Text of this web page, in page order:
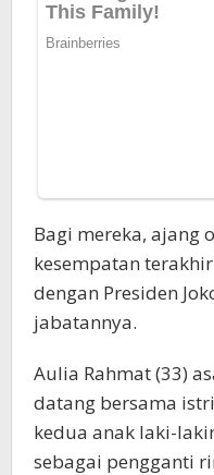
Bagi mereka, ajang
kesempatan
dengan Presiden
jabatannya.
Aulia Rahmat (33)
datang bersama
kedua anak laki-
sebagai pengganti